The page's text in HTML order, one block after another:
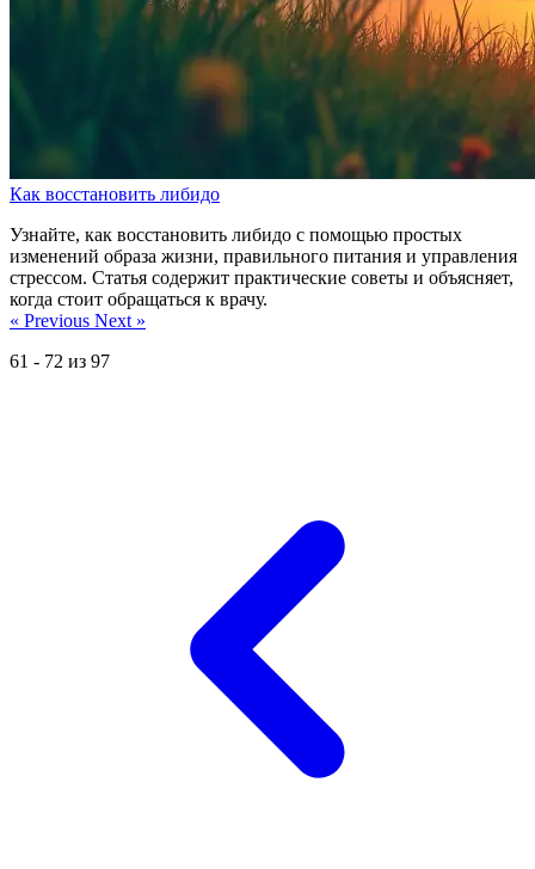
Как восстановить либидо
Узнайте, как восстановить либидо с помощью простых
изменений образа жизни, правильного питания и управления
стрессом. Статья содержит практические советы и объясняет,
когда стоит обращаться к врачу.
« Previous Next »
61 - 72 из 97